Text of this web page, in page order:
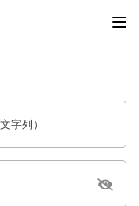
字列）